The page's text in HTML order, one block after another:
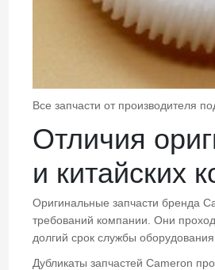
Все запчасти от производителя
Отличия
и китайских
Оригинальные запчасти бренда
требований компании. Они
долгий срок службы
Дубликаты запчастей Cameron